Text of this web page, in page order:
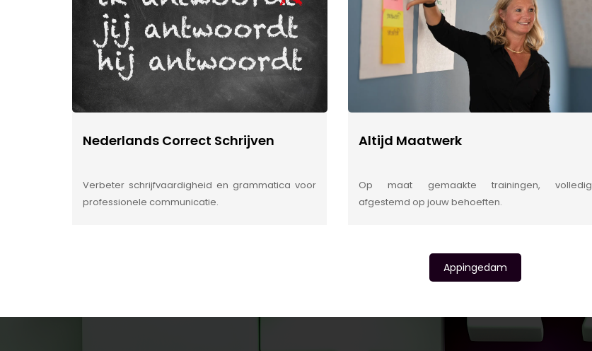
Nederlands Correct Schrijven
Verbeter schrijfvaardigheid en grammatica voor
professionele communicatie.
Altijd Maatwerk
Op maat gemaakte trainingen, volledig
afgestemd op jouw behoeften.
Appingedam